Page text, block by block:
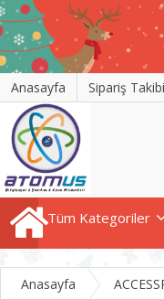
Anasayfa Sipariş Takibi
Tüm Kategoriler
Anasayfa